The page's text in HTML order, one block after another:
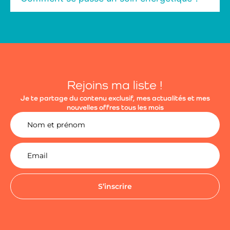
Rejoins ma liste !
Je te partage du contenu exclusif, mes actualités et mes
nouvelles offres tous les mois
S’inscrire